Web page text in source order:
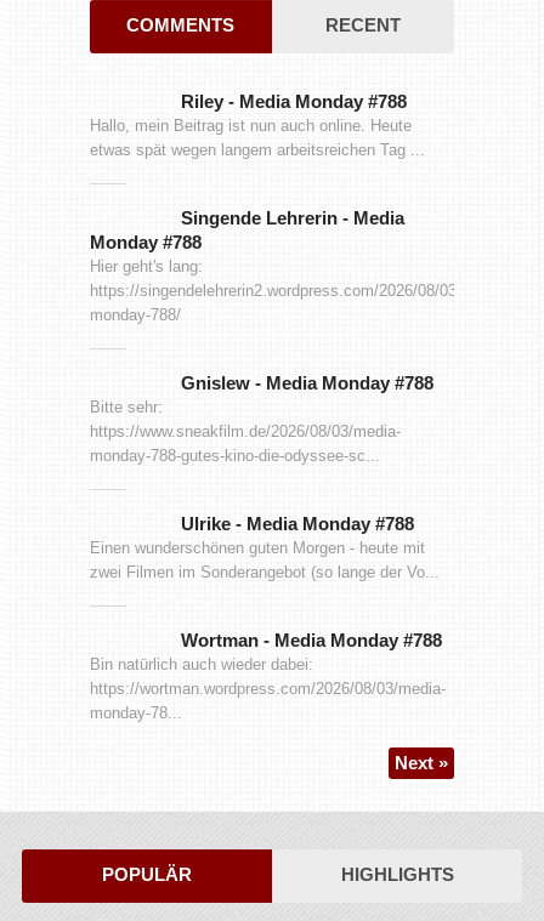
COMMENTS RECENT
Riley - Media Monday #788
Hallo, mein Beitrag ist nun auch online. Heute
etwas spät wegen langem arbeitsreichen Tag ...
Singende Lehrerin - Media
Monday #788
Hier geht's lang:
https://singendelehrerin2.wordpress.com/2026/08/03/media-
monday-788/
Gnislew - Media Monday #788
Bitte sehr:
https://www.sneakfilm.de/2026/08/03/media-
monday-788-gutes-kino-die-odyssee-sc...
Ulrike - Media Monday #788
Einen wunderschönen guten Morgen - heute mit
zwei Filmen im Sonderangebot (so lange der Vo...
Wortman - Media Monday #788
Bin natürlich auch wieder dabei:
https://wortman.wordpress.com/2026/08/03/media-
monday-78...
Next »
POPULÄR HIGHLIGHTS